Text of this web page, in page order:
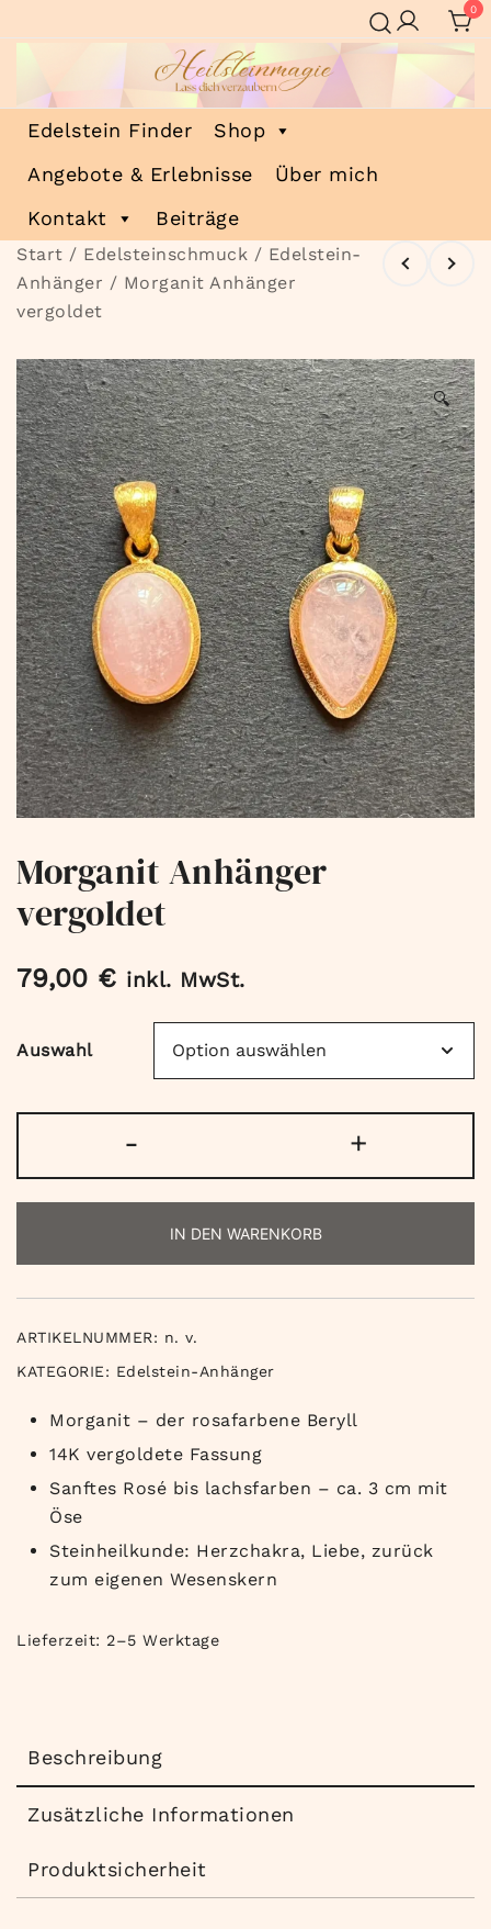
Inhalt
0
Heilsteinmagie
Lass dich verzaubern
Edelstein Finder
Shop
Angebote & Erlebnisse
Über mich
Kontakt
Beiträge
Start / Edelsteinschmuck / Edelstein-
Anhänger / Morganit Anhänger
vergoldet
🔍
Morganit Anhänger
vergoldet
79,00 € inkl. MwSt.
Auswahl
-
vergoldet
+
IN DEN WARENKORB
ARTIKELNUMMER: n. v.
KATEGORIE: Edelstein-Anhänger
Morganit – der rosafarbene Beryll
14K vergoldete Fassung
Sanftes Rosé bis lachsfarben – ca. 3 cm mit
Öse
Steinheilkunde: Herzchakra, Liebe, zurück
zum eigenen Wesenskern
Lieferzeit: 2–5 Werktage
Beschreibung
Zusätzliche Informationen
Produktsicherheit